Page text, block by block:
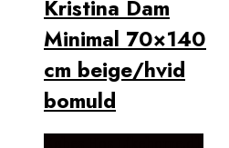
Kristina Dam
Minimal 70×140
cm beige/hvid
bomuld